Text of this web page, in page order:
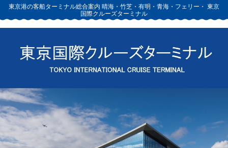
東京港の客船ターミナル総合案内 晴海・竹芝・有明・青海・フェリー・ 東京
国際クルーズターミナル